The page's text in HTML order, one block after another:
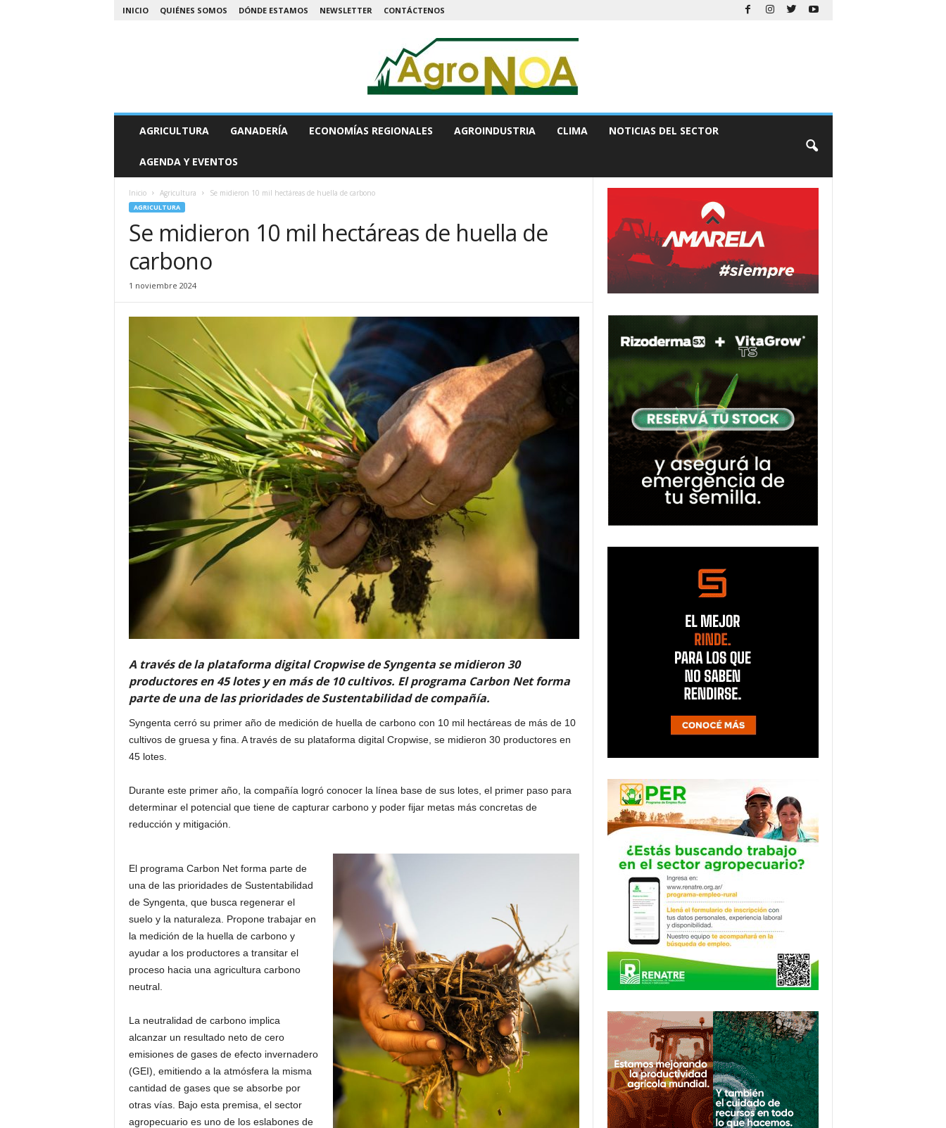
INICIO QUIÉNES SOMOS DÓNDE ESTAMOS NEWSLETTER CONTÁCTENOS
N
AGRICULTURA GANADERÍA ECONOMÍAS REGIONALES AGROINDUSTRIA CLIMA NOTICIAS DEL SECTOR
AGENDA Y EVENTOS
Inicio Agricultura Se midieron 10 mil hectáreas de huella de carbono
AGRICULTURA
Se midieron 10 mil hectáreas de huella de
carbono
1 noviembre 2024
A través de la plataforma digital Cropwise de Syngenta se midieron 30
productores en 45 lotes y en más de 10 cultivos. El programa Carbon Net forma
parte de una de las prioridades de Sustentabilidad de compañía.
Syngenta cerró su primer año de medición de huella de carbono con 10 mil hectáreas de más de 10
cultivos de gruesa y fina. A través de su plataforma digital Cropwise, se midieron 30 productores en
45 lotes.
Durante este primer año, la compañía logró conocer la línea base de sus lotes, el primer paso para
determinar el potencial que tiene de capturar carbono y poder fijar metas más concretas de
reducción y mitigación.
El programa Carbon Net forma parte de
una de las prioridades de Sustentabilidad
de Syngenta, que busca regenerar el
suelo y la naturaleza. Propone trabajar en
la medición de la huella de carbono y
ayudar a los productores a transitar el
proceso hacia una agricultura carbono
neutral.
La neutralidad de carbono implica
alcanzar un resultado neto de cero
emisiones de gases de efecto invernadero
(GEI), emitiendo a la atmósfera la misma
cantidad de gases que se absorbe por
otras vías. Bajo esta premisa, el sector
agropecuario es uno de los eslabones de